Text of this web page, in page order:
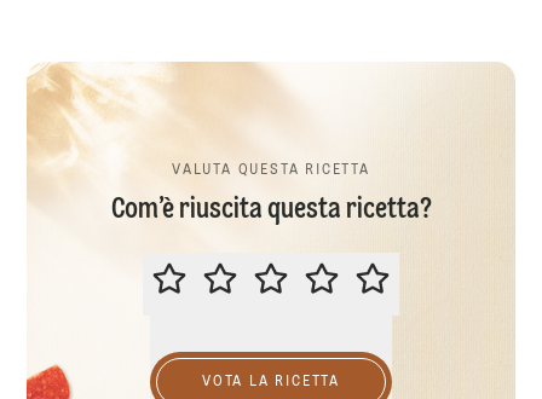
VALUTA QUESTA RICETTA
Com’è riuscita questa ricetta?
VALUTA QUESTA RICETTA
VOTA LA RICETTA